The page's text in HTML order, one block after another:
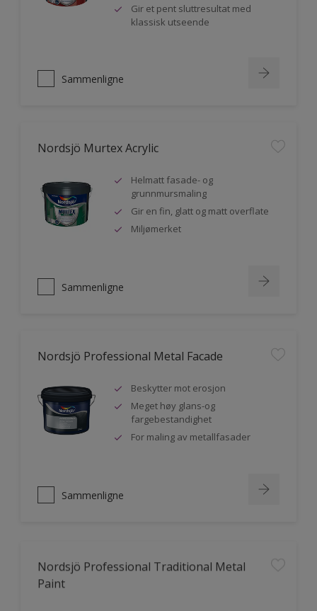
Gir et pent sluttresultat med
klassisk utseende
Sammenligne
Nordsjö Murtex Acrylic
Helmatt fasade- og
grunnmursmaling
Gir en fin, glatt og matt overflate
Miljømerket
Sammenligne
Nordsjö Professional Metal Facade
Beskytter mot erosjon
Meget høy glans-og
fargebestandighet
For maling av metallfasader
Sammenligne
Nordsjö Professional Traditional Metal
Paint